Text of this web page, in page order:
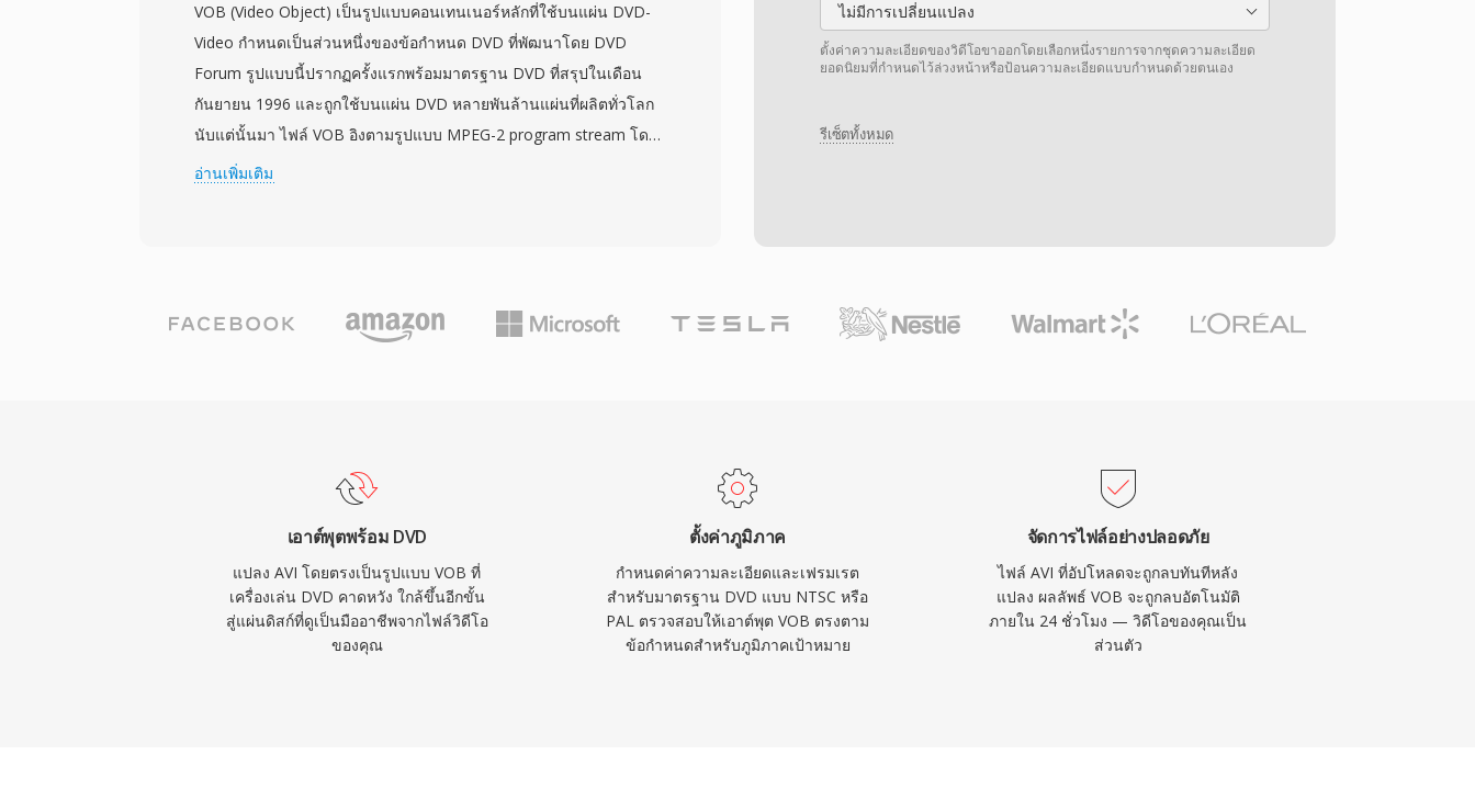
ไม่มีการเปลี่ยนแปลง
ตั้งค่าความละเอียดของวิดีโอขาออกโดยเลือกหนึ่งรายการจากชุดความละเอียด
ยอดนิยมที่กำหนดไว้ล่วงหน้าหรือป้อนความละเอียดแบบกำหนดด้วยตนเอง
รีเซ็ตทั้งหมด
สตรีม ทำให้สามารถมีเนื้อหาหลายภาษาภายในไฟล์เดียว อย่างไรก็ตาม
ไม่รองรับเฟรมเรตแบบผันแปรหรือรูปแบบคำบรรยายขั้นสูง ส่วนขยาย
OpenDML (AVI 2.0) แก้ไขข้อจำกัดเรื่องขนาดโดยอนุญาตให้ไฟล์มี
ขนาดเกินขอบเขตเดิมได้ แม้จะมีอายุหลายทศวรรษ AVI ยังคงเป็นหนึ่ง
ในรูปแบบมัลติมีเดียที่เป็นที่รู้จักอย่างกว้างขวางที่สุด และยังคงได้รับการ
VOB (Video Object) เป็นรูปแบบคอนเทนเนอร์หลักที่ใช้บนแผ่น DVD-
Video กำหนดเป็นส่วนหนึ่งของข้อกำหนด DVD ที่พัฒนาโดย DVD
Forum รูปแบบนี้ปรากฏครั้งแรกพร้อมมาตรฐาน DVD ที่สรุปในเดือน
กันยายน 1996 และถูกใช้บนแผ่น DVD หลายพันล้านแผ่นที่ผลิตทั่วโลก
นับแต่นั้นมา ไฟล์ VOB อิงตามรูปแบบ MPEG-2 program stream โดย
มีวิดีโอ MPEG-2 ที่มัลติเพล็กซ์กับเสียงในรูปแบบ AC-3 (Dolby Digital),
ที่สะท้อนโครงสร้างของชื่อเรื่องและส่วนของเนื้อหา ไฟล์ VOB แต่ละ
ไฟล์จำกัดอยู่ที่ประมาณ 1 GB เพื่อรองรับข้อกำหนดของระบบไฟล์ UDF
คำบรรยาย และการนำทางในโปรแกรมสตรีมเดียวทำให้ VOB เป็น
โซลูชันที่ครบถ้วนสำหรับการส่งมอบภาพยนตร์ให้ผู้บริโภค แม้ว่าการส
ตรีมและรูปแบบแผ่นที่ใหม่กว่าจะเข้ามาแทนที่ DVD สำหรับเนื้อหาใหม่
VOB ยังคงมีความเกี่ยวข้องอย่างมากสำหรับการเข้าถึงคลังเนื้อหา DVD
ที่มีอยู่อย่างมหาศาล
อ่านเพิ่มเติม
เอาต์พุตพร้อม DVD
แปลง AVI โดยตรงเป็นรูปแบบ VOB ที่
เครื่องเล่น DVD คาดหวัง ใกล้ขึ้นอีกขั้น
สู่แผ่นดิสก์ที่ดูเป็นมืออาชีพจากไฟล์วิดีโอ
ของคุณ
ตั้งค่าภูมิภาค
กำหนดค่าความละเอียดและเฟรมเรต
สำหรับมาตรฐาน DVD แบบ NTSC หรือ
PAL ตรวจสอบให้เอาต์พุต VOB ตรงตาม
ข้อกำหนดสำหรับภูมิภาคเป้าหมาย
จัดการไฟล์อย่างปลอดภัย
ไฟล์ AVI ที่อัปโหลดจะถูกลบทันทีหลัง
แปลง ผลลัพธ์ VOB จะถูกลบอัตโนมัติ
ภายใน 24 ชั่วโมง — วิดีโอของคุณเป็น
ส่วนตัว